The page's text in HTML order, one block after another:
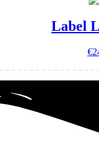
Label
€